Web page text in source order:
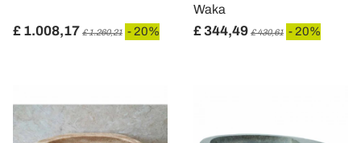
£ 1.008,17 £ 1.260,21 - 20%
Waka
£ 344,49 £ 430,61 - 20%